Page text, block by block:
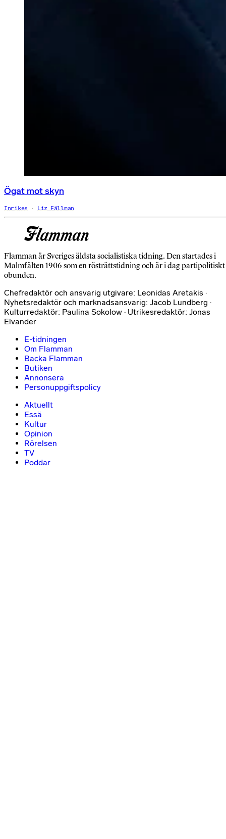
Ögat mot skyn
Inrikes Liz Fällman
Flamman är Sveriges äldsta socialistiska tidning. Den startades i
Malmfälten 1906 som en rösträttstidning och är i dag partipolitiskt
obunden.
Chefredaktör och ansvarig utgivare: Leonidas Aretakis ·
Nyhetsredaktör och marknadsansvarig: Jacob Lundberg ·
Kulturredaktör: Paulina Sokolow · Utrikesredaktör: Jonas
Elvander
E-tidningen
Om Flamman
Backa Flamman
Butiken
Annonsera
Personuppgiftspolicy
Aktuellt
Essä
Kultur
Opinion
Rörelsen
TV
Poddar